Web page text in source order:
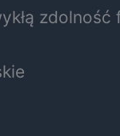
zdolność